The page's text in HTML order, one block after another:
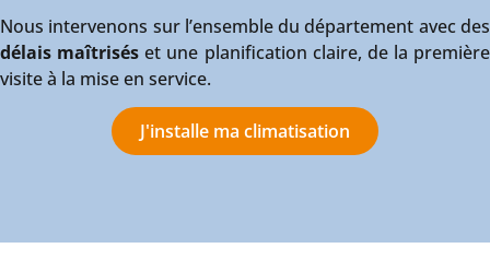
Nous intervenons sur l’ensemble du département avec des
délais maîtrisés et une planification claire, de la première
visite à la mise en service.
J'installe ma climatisation